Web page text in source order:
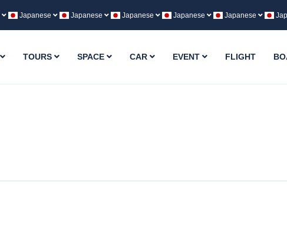
Japanese Japanese Japanese Japanese Japanese
TOURS SPACE CAR EVENT FLIGHT